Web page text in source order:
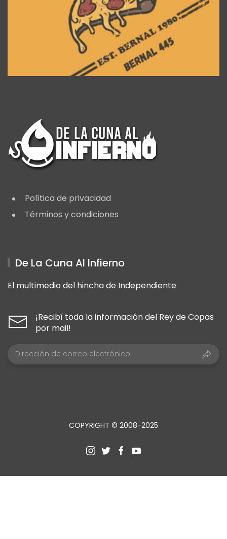
Política de privacidad
Términos y condiciones
De La Cuna Al Infierno
El multimedio del hincha de Independiente
¡Recibí toda la información del Rey de Copas
por mail!
COPYRIGHT © 2008-2025